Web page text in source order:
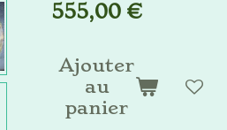
555,00 €
Ajouter
au
panier